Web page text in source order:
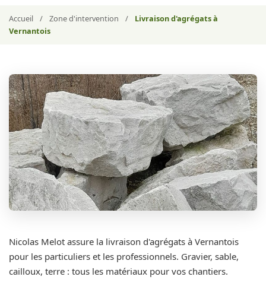
Accueil / Zone d'intervention /
Livraison d'agrégats à
Vernantois
Nicolas Melot assure la livraison d'agrégats à Vernantois
pour les particuliers et les professionnels. Gravier, sable,
cailloux, terre : tous les matériaux pour vos chantiers.